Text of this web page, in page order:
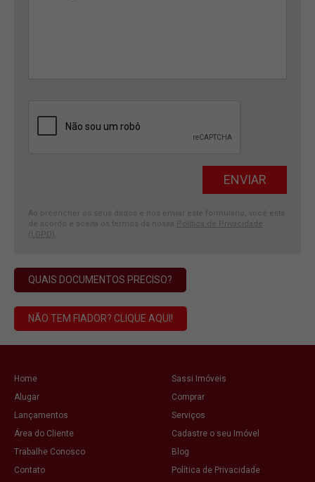
Ao preencher os seus dados e nos enviar este formulário, você está
de acordo e aceita os termos da nossa Política de Privacidade
(LGPD)
QUAIS DOCUMENTOS PRECISO?
NÃO TEM FIADOR? CLIQUE AQUI!
Home
Sassi Imóveis
Alugar
Comprar
Lançamentos
Serviços
Área do Cliente
Cadastre o seu Imóvel
Trabalhe Conosco
Blog
Contato
Política de Privacidade